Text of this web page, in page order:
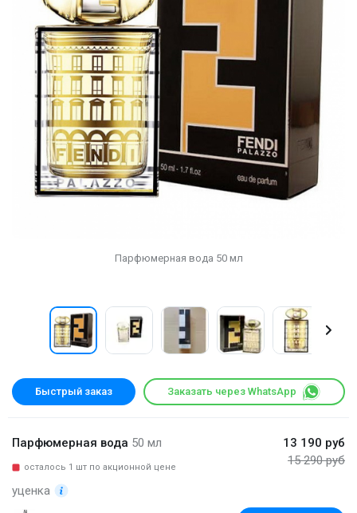
Парфюмерная вода 50 мл
Быстрый заказ Заказать через WhatsApp
Парфюмерная вода 50 мл
осталось 1 шт по акционной цене
уценка
13 190 руб
15 290 руб